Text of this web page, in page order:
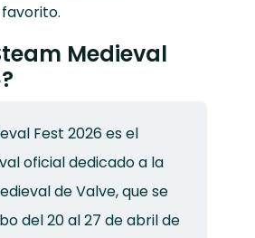
Medieval
Fest 2026 es el
oficial dedicado a la
de Valve, que se
del 20 al 27 de abril de